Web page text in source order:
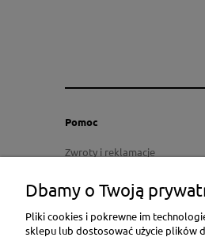
Pomoc
Zwroty i reklamacje
Rodo
Regulamin
Raty
Dbamy o Twoją
Pliki cookies i pokrewne im
sklepu lub dostosować użycie plików